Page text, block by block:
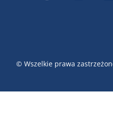
© Wszelkie prawa